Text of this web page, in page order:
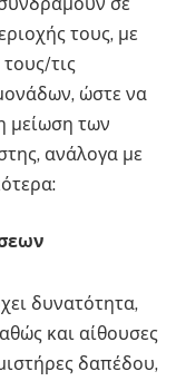
τους, με
τις
ώστε να
μείωση των
ανάλογα με
δυνατότητα,
και αίθουσες
δαπέδου,